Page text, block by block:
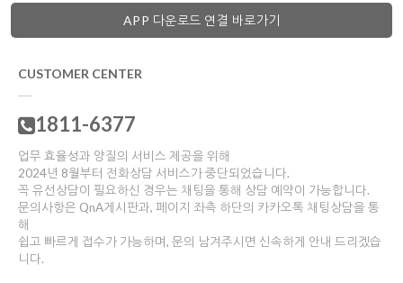
APP 다운로드 연결 바로가기
CUSTOMER CENTER
1811-6377
업무 효율성과 양질의 서비스 제공을 위해
2024년 8월부터 전화상담 서비스가 중단되었습니다.
꼭 유선상담이 필요하신 경우는 채팅을 통해 상담 예약이 가능합니다.
문의사항은 QnA게시판과, 페이지 좌측 하단의 카카오톡 채팅상담을 통
해
쉽고 빠르게 접수가 가능하며, 문의 남겨주시면 신속하게 안내 드리겠습
니다.